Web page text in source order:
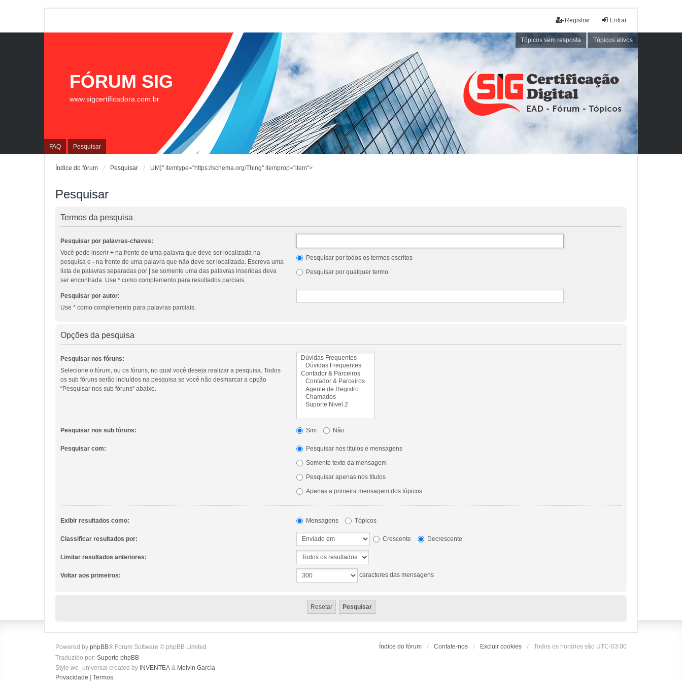
Entrar
Registrar
Tópicos sem resposta Tópicos ativos
FAQ Pesquisar
FÓRUM SIG
www.sigcertificadora.com.br
Índice do fórum Pesquisar UM}" itemtype="https://schema.org/Thing" itemprop="item">
Pesquisar
Termos da pesquisa
Pesquisar por palavras-chaves:
Você pode inserir + na frente de uma palavra que deve ser localizada na
pesquisa e - na frente de uma palavra que não deve ser localizada. Escreva uma
lista de palavras separadas por
se somente uma das palavras inseridas deva
ser encontrada. Use * como complemento para resultados parciais.
Pesquisar por todos os termos escritos
Pesquisar por qualquer termo
Pesquisar por autor:
Use * como complemento para palavras parciais.
Opções da pesquisa
Pesquisar nos fóruns:
Selecione o fórum, ou os fóruns, no qual você deseja realizar a pesquisa. Todos
os sub fóruns serão incluídos na pesquisa se você não desmarcar a opção
“Pesquisar nos sub fóruns“ abaixo.
Pesquisar nos sub fóruns: Sim Não
Pesquisar com:
Pesquisar nos títulos e mensagens
Somente texto da mensagem
Pesquisar apenas nos títulos
Apenas a primeira mensagem dos tópicos
Exibir resultados como: Mensagens Tópicos
Classificar resultados por: Crescente Decrescente
Limitar resultados anteriores:
Voltar aos primeiros: caracteres das mensagens
Índice do fórum Contate-nos Excluir cookies Todos os horários são UTC-03:00
Powered by phpBB® Forum Software © phpBB Limited
Traduzido por: Suporte phpBB
Style we_universal created by INVENTEA & Melvin García
Privacidade
Termos